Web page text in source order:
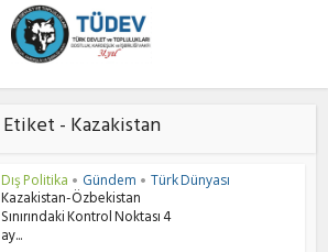
Etiket - Kazakistan
Dış Politika • Gündem • Türk Dünyası
Kazakistan-Özbekistan
Sınırındaki Kontrol Noktası 4
ay...